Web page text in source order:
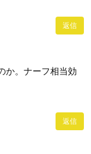
返信
か。ナーフ相当効
返信